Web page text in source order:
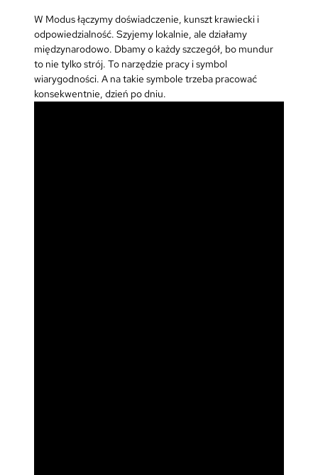
W Modus łączymy doświadczenie, kunszt krawiecki i
odpowiedzialność. Szyjemy lokalnie, ale działamy
międzynarodowo. Dbamy o każdy szczegół, bo mundur
to nie tylko strój. To narzędzie pracy i symbol
wiarygodności. A na takie symbole trzeba pracować
konsekwentnie, dzień po dniu.